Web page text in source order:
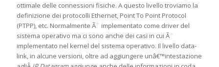
ottimale delle connessioni fisiche. A questo livello troviamo la
definizione dei protocolli Ethernet, Point To Point Protocol
(PTPP), etc. Normalmente Ã¨ implementato come driver del
sistema operativo ma ci sono anche dei casi in cui Ã¨
implementato nel kernel del sistema operativo. Il livello data-
link, in alcune versioni, oltre ad aggiungere unâ€™intestazione